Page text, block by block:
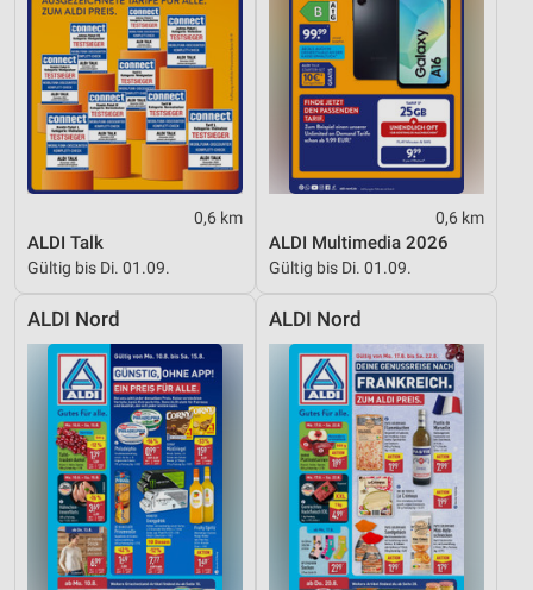
0,6 km
ALDI Talk
Gültig bis Di. 01.09.
0,6 km
ALDI Multimedia 2026
Gültig bis Di. 01.09.
ALDI Nord ALDI Nord